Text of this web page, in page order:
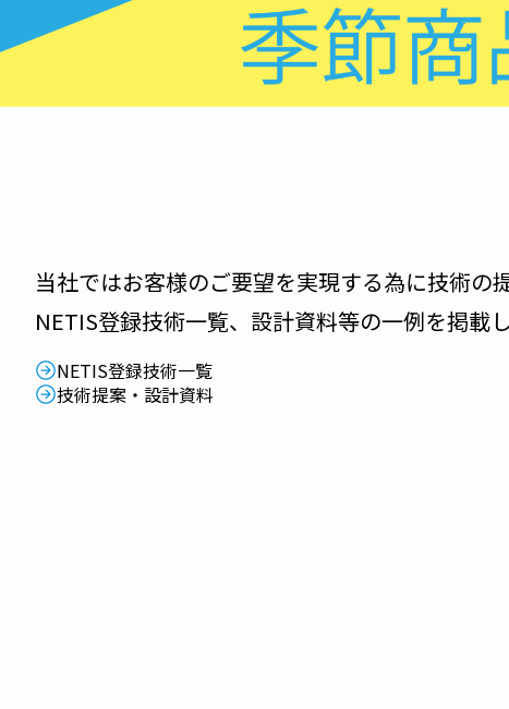
当社ではお客様のご要望を実現する為に技術の
NETIS登録技術一覧、設計資料等の一例を掲載し
NETIS登録技術一覧
技術提案・設計資料